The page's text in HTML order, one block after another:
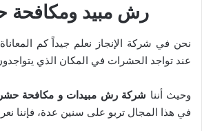
رش مبيد
نحن في شركة الإنجاز نعلم جيداً كم
عند تواجد الحشرات في المكان الذي
وحيث أننا شركة رش مبيدات و مكافحة
في هذا المجال تربو على سنين عدة، فإننا